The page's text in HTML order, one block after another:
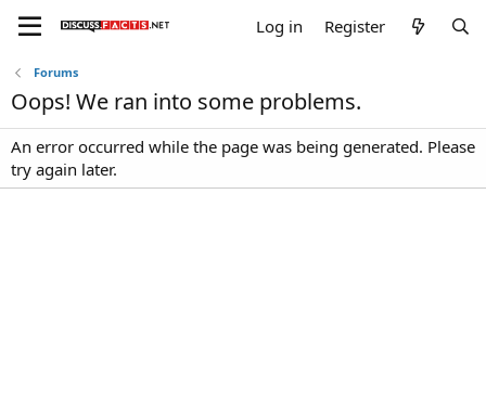
Log in Register
Forums
Oops! We ran into some problems.
An error occurred while the page was being generated. Please
try again later.